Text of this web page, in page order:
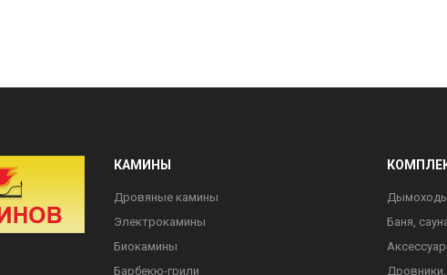
КАМИНЫ
Дровяные камины
Электрокамины
Биокамины
Барбекю-грили
Баня,